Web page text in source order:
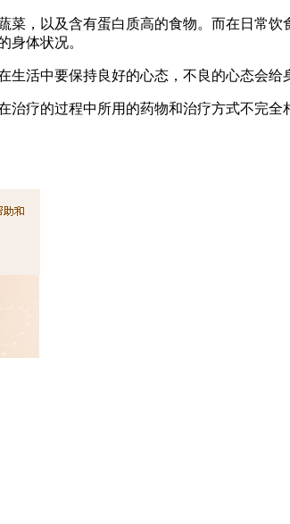
，以及含有蛋白质高的食物。而在日常
身体状况。
活中要保持良好的心态，不良的心态会给
疗的过程中所用的药物和治疗方式不完